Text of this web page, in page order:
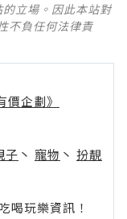
立場。因此本站對
不負任何法律責
企劃》
子 丶 寵物 丶 扮靚
玩樂資訊！